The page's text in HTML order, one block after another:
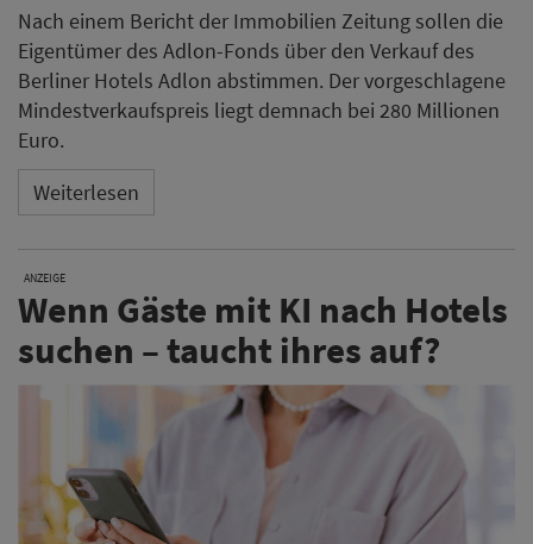
Nach einem Bericht der Immobilien Zeitung sollen die
Eigentümer des Adlon-Fonds über den Verkauf des
Berliner Hotels Adlon abstimmen. Der vorgeschlagene
Mindestverkaufspreis liegt demnach bei 280 Millionen
Euro.
Weiterlesen
ANZEIGE
Wenn Gäste mit KI nach Hotels
suchen – taucht ihres auf?